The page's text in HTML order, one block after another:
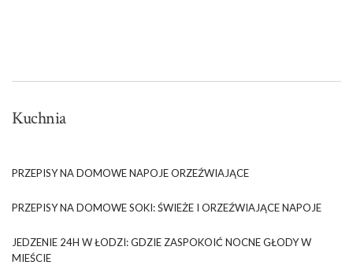
Kuchnia
PRZEPISY NA DOMOWE NAPOJE ORZEŹWIAJĄCE
PRZEPISY NA DOMOWE SOKI: ŚWIEŻE I ORZEŹWIAJĄCE NAPOJE
JEDZENIE 24H W ŁODZI: GDZIE ZASPOKOIĆ NOCNE GŁODY W
MIEŚCIE